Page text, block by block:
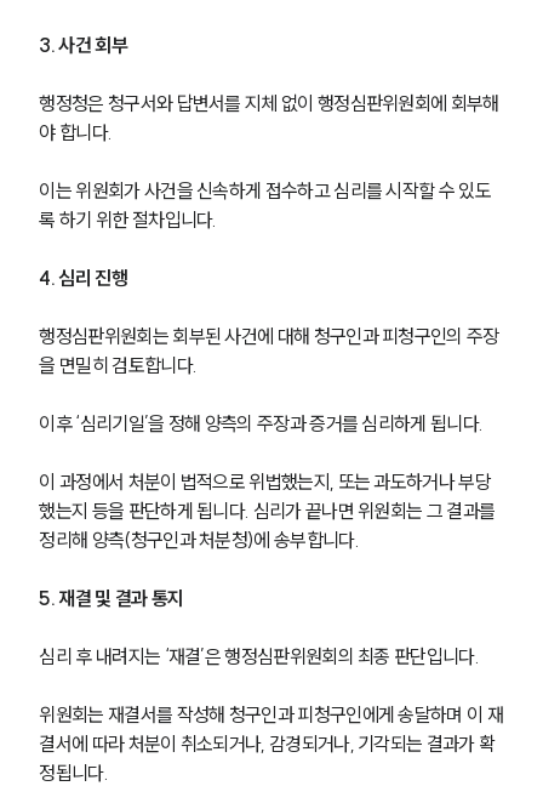
그룹소개
대륜의 강점
AI대륜
사례분석/최신동향
법률정보
법률지식인
고객후기
전체
3. 사건 회부
행정청은 청구서와 답변서를 지체 없이 행정심판위원회에 회부해
야 합니다.
이는 위원회가 사건을 신속하게 접수하고 심리를 시작할 수 있도
록 하기 위한 절차입니다.
4. 심리 진행
행정심판위원회는 회부된 사건에 대해 청구인과 피청구인의 주장
을 면밀히 검토합니다.
이후 ‘심리기일’을 정해 양측의 주장과 증거를 심리하게 됩니다.
이 과정에서 처분이 법적으로 위법했는지, 또는 과도하거나 부당
했는지 등을 판단하게 됩니다. 심리가 끝나면 위원회는 그 결과를
정리해 양측(청구인과 처분청)에 송부합니다.
5. 재결 및 결과 통지
심리 후 내려지는 ‘재결’은 행정심판위원회의 최종 판단입니다.
위원회는 재결서를 작성해 청구인과 피청구인에게 송달하며 이 재
결서에 따라 처분이 취소되거나, 감경되거나, 기각되는 결과가 확
정됩니다.